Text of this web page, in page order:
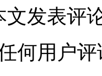
文发表评
何用户评